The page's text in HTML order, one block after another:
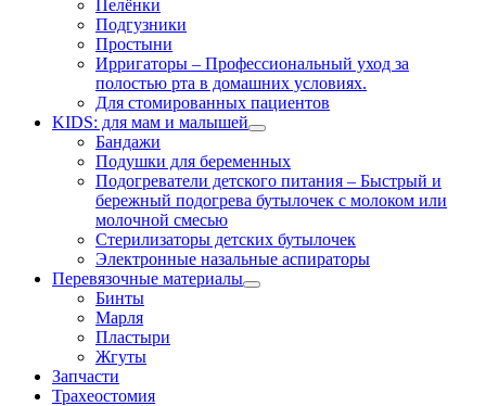
Пелёнки
Подгузники
Простыни
Ирригаторы – Профессиональный уход за
полостью рта в домашних условиях.
Для стомированных пациентов
KIDS: для мам и малышей
Бандажи
Подушки для беременных
Подогреватели детского питания – Быстрый и
бережный подогрева бутылочек с молоком или
молочной смесью
Стерилизаторы детских бутылочек
Электронные назальные аспираторы
Перевязочные материалы
Бинты
Марля
Пластыри
Жгуты
Запчасти
Трахеостомия